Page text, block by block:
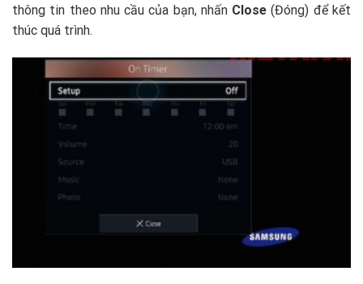
thông tin theo nhu cầu của bạn, nhấn Close (Đóng) để kết
thúc quá trình.